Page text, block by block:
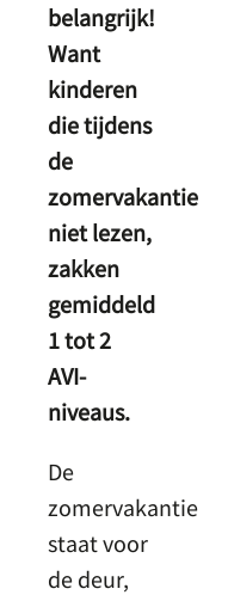
belangrijk!
Want
kinderen
die tijdens
de
zomervakantie
niet lezen,
zakken
gemiddeld
1 tot 2
AVI-
niveaus.
De
zomervakantie
staat voor
de deur,